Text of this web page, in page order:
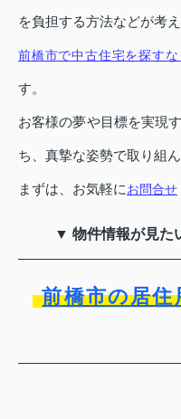
を負担する方法などが考え
前橋市で中古住宅を探す
す。
お客様の夢や目標を実現
ち、真摯な姿勢で取り組ん
まずは、お気軽にお問合せ
▼ 物件情報が見た
前橋市の居